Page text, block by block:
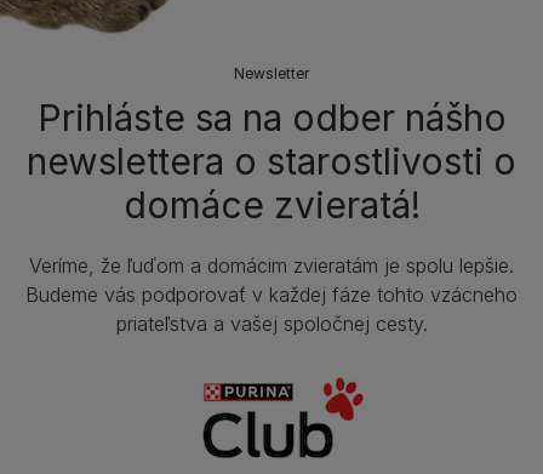
Newsletter
Prihláste sa na odber nášho
newslettera o starostlivosti o
domáce zvieratá!
Veríme, že ľuďom a domácim zvieratám je spolu lepšie.
Budeme vás podporovať v každej fáze tohto vzácneho
priateľstva a vašej spoločnej cesty.